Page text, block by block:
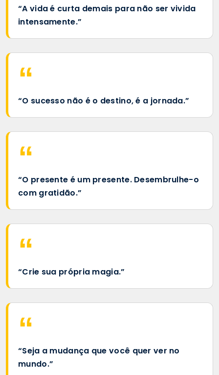
“A vida é curta demais para não ser vivida
intensamente.”
“O sucesso não é o destino, é a jornada.”
“O presente é um presente. Desembrulhe-o
com gratidão.”
“Crie sua própria magia.”
“Seja a mudança que você quer ver no
mundo.”